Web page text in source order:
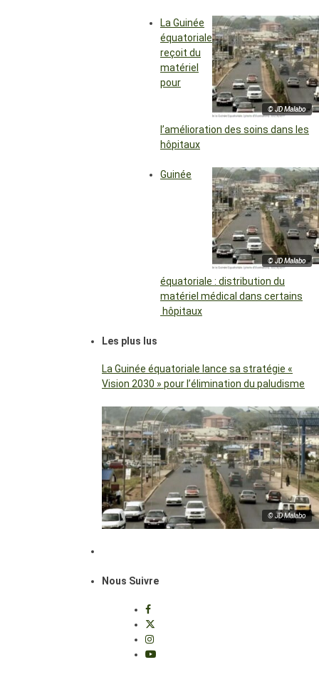
© JD Malabo
La Guinée
équatoriale
reçoit du
matériel
pour
l’amélioration des soins dans les
hôpitaux
© JD Malabo
Guinée
équatoriale : distribution du
matériel médical dans certains
hôpitaux
Les plus lus
La Guinée équatoriale lance sa stratégie «
Vision 2030 » pour l’élimination du paludisme
© JD Malabo
Nous Suivre